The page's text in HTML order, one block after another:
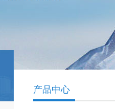
产品中心